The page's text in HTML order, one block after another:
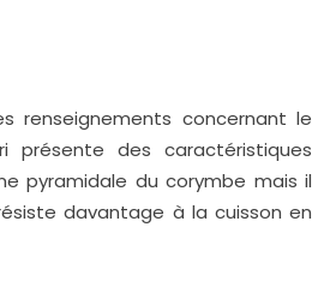
renseignements concernant le
présente des caractéristiques
pyramidale du corymbe mais il
davantage à la cuissonen